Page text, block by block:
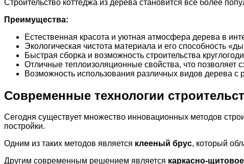
Строительство коттеджа из дерева становится все более
Преимущества:
Естественная красота и уютная атмосфера дерева в
Экологическая чистота материала и его способность
Быстрая сборка и возможность строительства
Отличные теплоизоляционные свойства, что позволяет
Возможность использования различных видов дерева с
Современные технологии
Сегодня существует множество инновационных методов
постройки.
Одним из таких методов является клееный брус, который
Другим современным решением является каркасно-